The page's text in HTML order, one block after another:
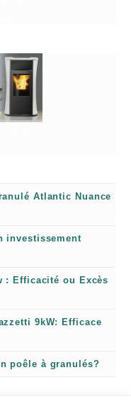
Atlantic Nuance
investissement
: Efficacité ou Excès
9kW: Efficace
poêle à granulés?